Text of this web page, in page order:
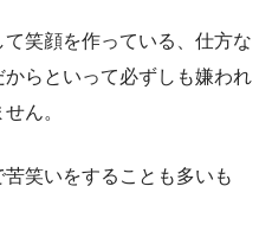
笑顔を作っている、仕方な
らといって必ずしも嫌われ
ん。
笑いをすることも多いも